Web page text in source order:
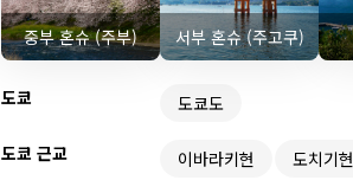
중부 혼슈 (주부) 서부 혼슈 (주고쿠)
도쿄 도쿄도
도쿄 근교 이바라키현 도치기현